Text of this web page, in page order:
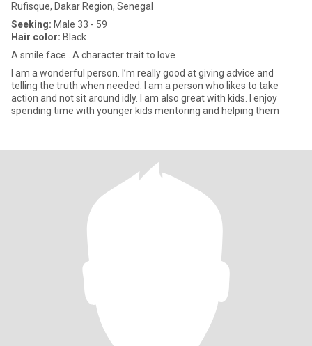
Rufisque, Dakar Region, Senegal
Seeking: Male 33 - 59
Hair color: Black
A smile face . A character trait to love
I am a wonderful person. I’m really good at giving advice and
telling the truth when needed. I am a person who likes to take
action and not sit around idly. I am also great with kids. I enjoy
spending time with younger kids mentoring and helping them